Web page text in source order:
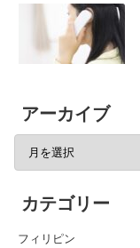
アーカイブ
カテゴリー
フィリピン